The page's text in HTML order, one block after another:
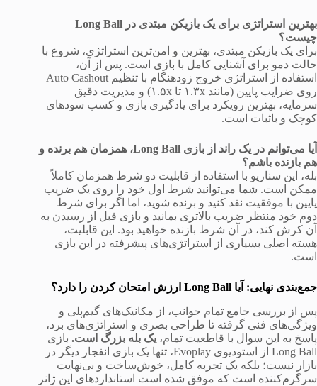
بهترین استراتژی برای یک بازیکن مبتدی در Long Ball
چیست؟
برای یک بازیکن مبتدی، بهترین و امن‌ترین استراتژی، شروع با
حالت دمو برای آشنایی کامل با بازی است. پس از آن،
استفاده از استراتژی خروج زودهنگام با تنظیم Auto Cashout
روی ضرایب پایین (مانند ۱.۳x تا ۱.۵x) و مدیریت دقیق
سرمایه، بهترین رویکرد برای یادگیری بازی و کسب سودهای
کوچک و باثبات است.
آیا می‌توانم در یک راند از بازی Long Ball، همزمان هم برنده و
هم بازنده باشم؟
بله، این سناریو با استفاده از قابلیت دو شرط همزمان کاملاً
ممکن است. شما می‌توانید شرط اول خود را روی یک ضریب
پایین با موفقیت نقد کنید و برنده شوید، اما اگر برای شرط
دوم خود منتظر ضریب بالاتری بمانید و بازی قبل از رسیدن به
آن کرش کند، در آن شرط بازنده خواهید بود. این قابلیت،
هسته اصلی بسیاری از استراتژی‌های پیشرفته در این بازی
است.
جمع‌بندی نهایی: آیا Long Ball ارزش امتحان کردن را دارد؟
پس از بررسی جامع تمام جوانب، از مکانیک‌های گیم‌پلی و
ویژگی‌های فنی گرفته تا طراحی بصری و استراتژی‌های برد،
پاسخ به این سوال با قاطعیت تمام، یک بله بزرگ است. بازی
Long Ball از استودیوی Evoplay، تنها یک بازی انفجار دیگر در
بازار نیست؛ بلکه یک تجربه کامل، خوش‌ساخت و بی‌نهایت
سرگرم‌کننده است که موفق شده است استانداردهای این ژانر